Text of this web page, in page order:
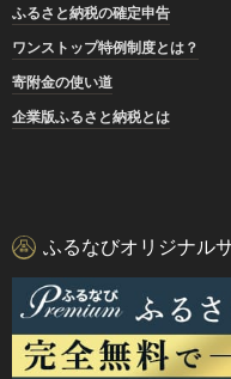
ふるさと納税の確定申告
ワンストップ特例制度とは？
寄附金の使い道
企業版ふるさと納税とは
ふるなびオリジナル